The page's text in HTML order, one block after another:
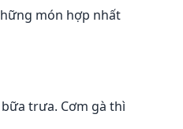
món hợp nhất
trưa. Cơm gà thì